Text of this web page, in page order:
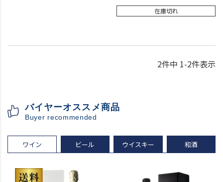
在庫切れ
2件中 1-2件表示
バイヤーオススメ商品
Buyer recommended
ワイン ビール ウイスキー 和酒